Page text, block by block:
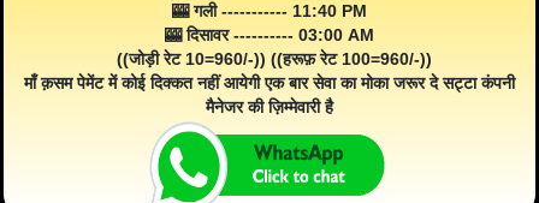
🎰 गली ----------- 11:40 PM
🎰 दिसावर ---------- 03:00 AM
((जोड़ी रेट 10=960/-)) ((हरूफ़ रेट 100=960/-))
माँ क़सम पेमेंट में कोई दिक्कत नहीं आयेगी एक बार सेवा का मोका जरूर दे सट्टा कंपनी
मैनेजर की ज़िम्मेवारी है